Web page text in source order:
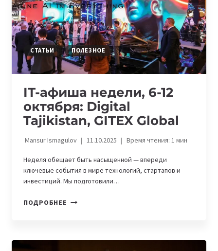
GOOGLE
DEVFEST
СТАТЬИ ПОЛЕЗНОЕ
IT-афиша недели, 6-12
октября: Digital
Tajikistan, GITEX Global
Mansur Ismagulov 11.10.2025 Время чтения: 1мин
Неделя обещает быть насыщенной — впереди
ключевые события в мире технологий, стартапов и
инвестиций. Мы подготовили…
ПОДРОБНЕЕ IT-